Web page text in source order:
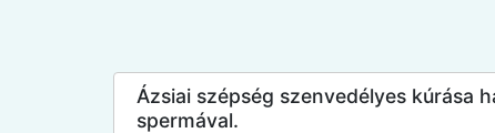
Ázsiai szépség szenvedélyes kúrása
spermával.